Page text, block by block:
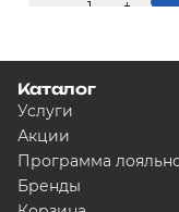
1 +
Каталог
Услуги
Акции
Программа
Бренды